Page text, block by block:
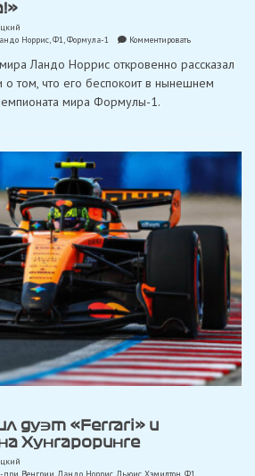
Норрис,Ф1,Формула-1 Комментироватьon
критикует
«Деньги
Ландо Норрис откровенно рассказал
о том, что его беспокоит в нынешнем
мира Формулы-1.
дуэт «Ferrari» и
Хунгароринге